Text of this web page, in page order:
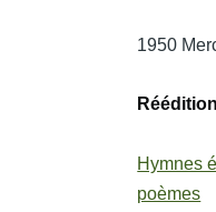
1950
Hymnes
poèmes